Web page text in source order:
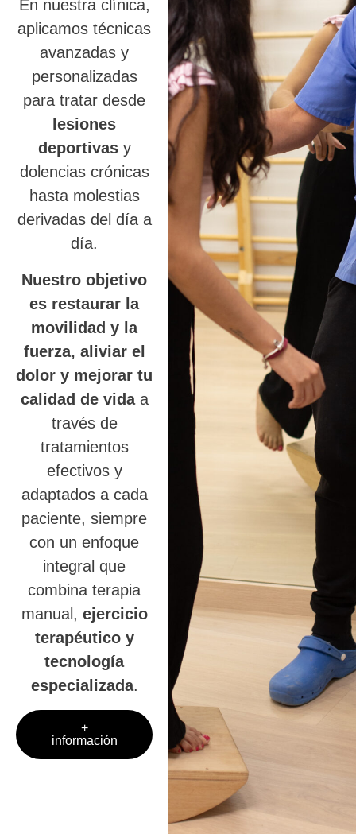
En nuestra clínica,
aplicamos técnicas
avanzadas y
personalizadas
para tratar desde
lesiones
deportivasy
dolencias crónicas
hasta molestias
derivadas del día a
día.
Nuestro objetivo
es restaurar la
movilidad y la
fuerza, aliviar el
dolor y mejorar tu
calidad de vidaa
través de
tratamientos
efectivos y
adaptados a cada
paciente, siempre
con un enfoque
integral que
combina terapia
manual, ejercicio
terapéutico y
tecnología
especializada.
+
información